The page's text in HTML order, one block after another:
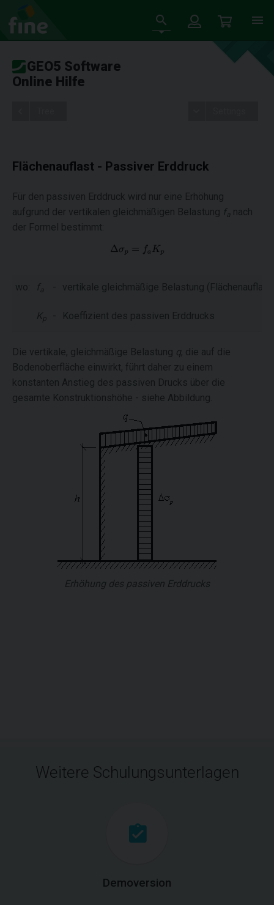
GEO5 Software
Online Hilfe
Flächenauflast - Passiver Erddruck
Für den passiven Erddruck wird nur eine Erhöhung
aufgrund der vertikalen gleichmäßigen Belastung fa nach
der Formel bestimmt:
wo: f a - vertikale gleichmäßige Belastung (Flächenauflast)
Kp - Koeffizient des passiven Erddrucks
Die vertikale, gleichmäßige Belastung q, die auf die
Bodenoberfläche einwirkt, führt daher zu einem
konstanten Anstieg des passiven Drucks über die
gesamte Konstruktionshöhe - siehe Abbildung.
Erhöhung des passiven Erddrucks
Weitere Schulungsunterlagen
Demoversion